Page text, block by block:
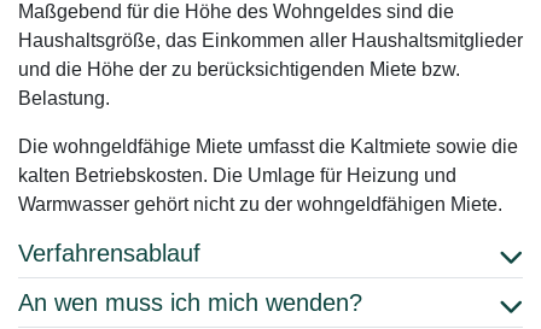
Maßgebend für die Höhe des Wohngeldes sind die
Haushaltsgröße, das Einkommen aller Haushaltsmitglieder
und die Höhe der zu berücksichtigenden Miete bzw.
Belastung.
Die wohngeldfähige Miete umfasst die Kaltmiete sowie die
kalten Betriebskosten. Die Umlage für Heizung und
Warmwasser gehört nicht zu der wohngeldfähigen Miete.
Verfahrensablauf
An wen muss ich mich wenden?